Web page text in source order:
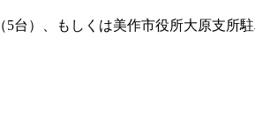
）、もしくは美作市役所大原支所